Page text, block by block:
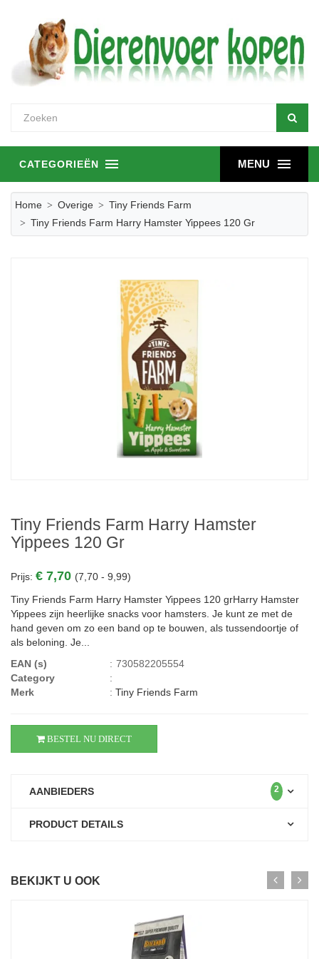
MENU
CATEGORIEËN
Home Overige
Tiny Friends Farm
Tiny Friends Farm Harry Hamster Yippees 120 Gr
Tiny Friends Farm Harry Hamster
Yippees 120 Gr
Prijs: € 7,70 (7,70 - 9,99)
Tiny Friends Farm Harry Hamster Yippees 120 grHarry Hamster
Yippees zijn heerlijke snacks voor hamsters. Je kunt ze met de
hand geven om zo een band op te bouwen, als tussendoortje of
als beloning. Je...
EAN (s)
: 730582205554
Category
:
Merk
: Tiny Friends Farm
BESTEL NU DIRECT
AANBIEDERS 2
PRODUCT DETAILS
BEKIJKT U OOK